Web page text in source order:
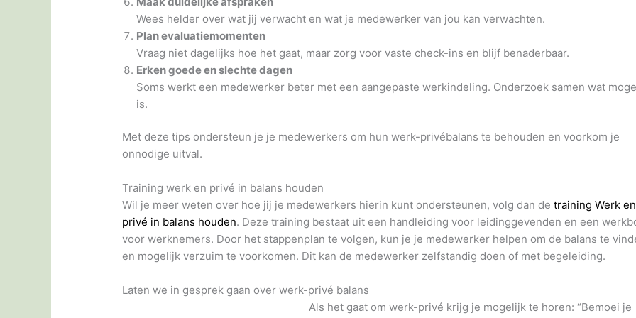
Wees helder over wat jij verwacht en wat je medewerker van jou kan verwachten.
Plan evaluatiemomenten
Vraag niet dagelijks hoe het gaat, maar zorg voor vaste check-ins en blijf benaderbaar.
Erken goede en slechte dagen
Soms werkt een medewerker beter met een aangepaste werkindeling. Onderzoek samen wat
is.
Met deze tips ondersteun je je medewerkers om hun werk-privébalans te behouden en voorkom je
onnodige uitval.
Training werk en privé in balans houden
Wil je meer weten over hoe jij je medewerkers hierin kunt ondersteunen, volg dan detraining Werk en
privé in balans houden. Deze training bestaat uit een handleiding voor leidinggevenden en een
voor werknemers. Door het stappenplan te volgen, kun je je medewerker helpen om de balans te
en mogelijk verzuim te voorkomen. Dit kan de medewerker zelfstandig doen of met begeleiding.
Laten we in gesprek gaan over werk-privé balans
Als het gaat om werk-privé krijg je mogelijk te horen: “Bemoei je